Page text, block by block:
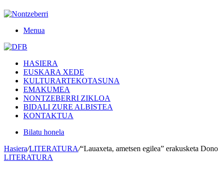
Menua
HASIERA
EUSKARA XEDE
KULTURARTEKOTASUNA
EMAKUMEA
NONTZEBERRI ZIKLOA
BIDALI ZURE ALBISTEA
KONTAKTUA
Bilatu honela
Hasiera/LITERATURA/“Lauaxeta, ametsen egilea” erakusketa
LITERATURA